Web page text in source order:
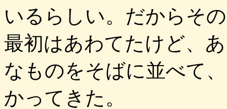
いるらしい。だからそ
最初はあわてたけど、
なものをそばに並べて
かってきた。